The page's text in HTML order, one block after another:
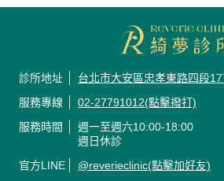
診所地址
台北市大安區忠孝東路四段
服務專線
02-27791012(點擊撥打)
服務時間
週一至週六10:00-18:00
週日休診
官方LINE
@reverieclinic(點擊加好友)